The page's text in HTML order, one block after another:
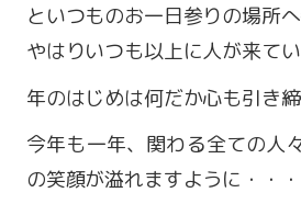
といつものお一日参りの場所へ
やはりいつも以上に人が来てい
年のはじめは何だか心も引き締
今年も一年、関わる全ての人
の笑顔が溢れますように・・・